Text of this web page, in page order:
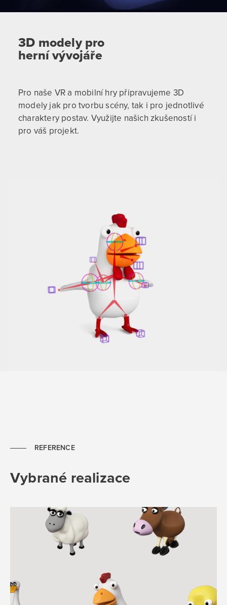
3D modely pro
herní vývojáře
Pro naše VR a mobilní hry připravujeme 3D
modely jak pro tvorbu scény, tak i pro jednotlivé
charaktery postav. Využijte našich zkušeností i
pro váš projekt.
REFERENCE
Vybrané realizace